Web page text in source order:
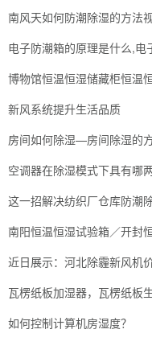
电子防潮箱的原理是什么,电
博物馆恒温恒湿储藏柜恒温
新风系统提升生活品质
房间如何除湿—房间除湿的
南阳恒温恒湿试验箱／开封
瓦楞纸板加湿器，瓦楞纸板
如何控制计算机房湿度？